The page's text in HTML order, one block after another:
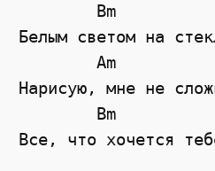
        Bm
Белым светом на
        Am
Нарисую, мне не
        Bm
Все, что хочется